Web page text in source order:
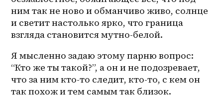
ним так не ново и обманчиво живо, солнце
и светит настолько ярко, что граница
взгляда становится мутно-белой.
Я мысленно задаю этому парню вопрос:
“Кто же ты такой?”, а он и не подозревает,
что за ним кто-то следит, кто-то, с кем он
так похож и тем самым так близок.